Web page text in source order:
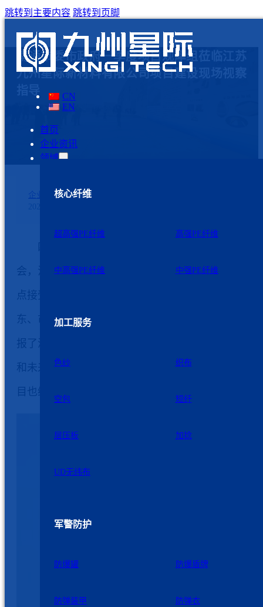
跳转到主要内容 跳转到页脚
CN
EN
首页
企业资讯
领域
核心纤维
超高强PE纤维 高强PE纤维
中高强PE纤维 中强PE纤维
加工服务
色纱 织布
空包 短纤
层压板 加捻
UD无纬布
军警防护
防爆罐 防爆盾牌
防弹装甲 防弹衣
南通市委市政府一季度项目观摩组莅临江苏
九州星际新材料有限公司项目建设现场视察
企业资讯
2023年4月15日
四月十四日，市委市政府召开了一季度项目观摩
会，江苏九州星际新材料有限公司作为如东唯一的观
点接受了视察，公司董事长周新基向市政协主席黄巍
东、市人大常务副主任庄中秋、市委副书记沈雷一行
报了洋口港厂区
和未来的发展规划，参加视察的领导们对九州星际的
目也给予了充分肯定。